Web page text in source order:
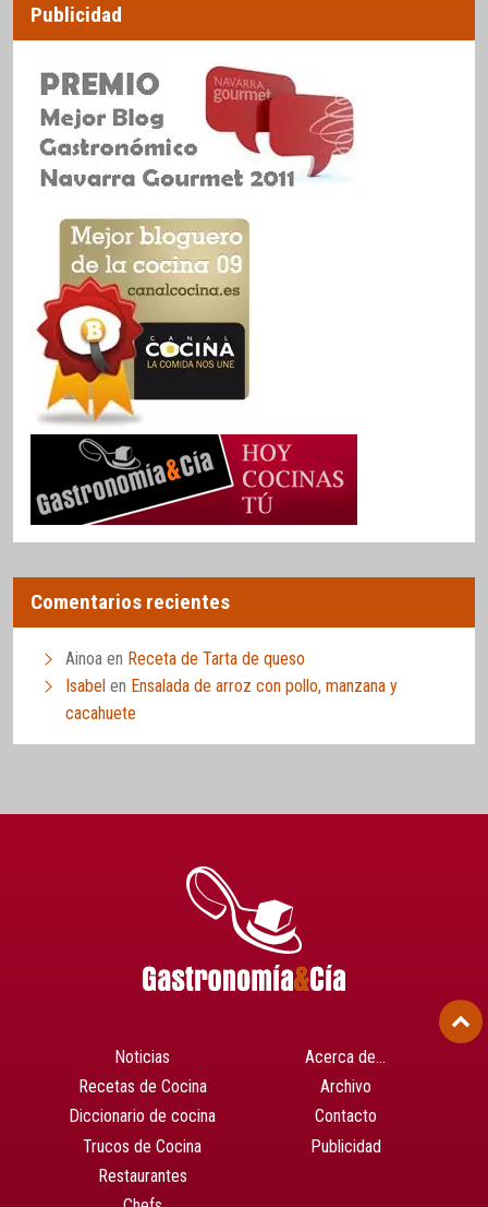
Publicidad
Comentarios recientes
Ainoa en Receta de Tarta de queso
Isabel en Ensalada de arroz con pollo, manzana y
cacahuete
Noticias
Recetas de Cocina
Diccionario de cocina
Trucos de Cocina
Restaurantes
Acerca de…
Archivo
Contacto
Publicidad